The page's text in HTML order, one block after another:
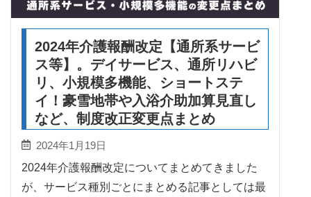
2024年介護報酬改定【通所系サービ
ス等】。デイサービス、通所リハビ
リ、小規模多機能、ショートステ
イ！豪雪地帯や入浴介助加算見直し
など、制度改正変更点まとめ
2024年1月19日
2024年介護報酬改定についてまとめてきました
が、サービス種別ごとにまとめる記事としては最